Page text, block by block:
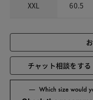
XXL 60.5
チャット相談をする